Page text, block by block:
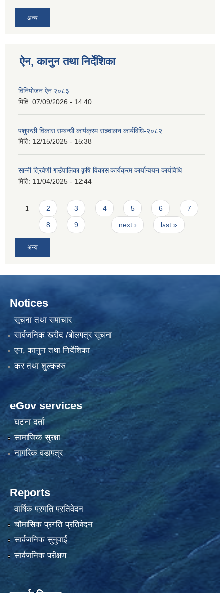
अन्य
ऐन, कानुन तथा निर्देशिका
विनियोजन ऐन २०८३
मिति: 07/09/2026 - 14:40
पशुपन्छी विकास सम्बन्धी कार्यक्रम सञ्चालन कार्यविधि-२०८२
मिति: 12/15/2025 - 15:38
सान्नी त्रिवेणी गाउँपालिका कृषि विकास कार्यक्रम कार्यान्वयन कार्यविधि
मिति: 11/04/2025 - 12:44
Pages
1 2 3 4 5 6 7
8 9 next › last »
अन्य
Notices
सूचना तथा समाचार
सार्वजनिक खरीद /बोलपत्र सूचना
एन, कानुन तथा निर्देशिका
कर तथा शुल्कहरु
eGov services
घटना दर्ता
सामाजिक सुरक्षा
नागरिक वडापत्र
Reports
वार्षिक प्रगति प्रतिवेदन
चौमासिक प्रगति प्रतिवेदन
सार्वजनिक सुनुवाई
सार्वजनिक परीक्षण